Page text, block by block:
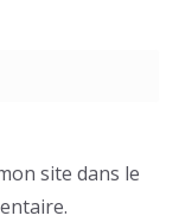
site dans le